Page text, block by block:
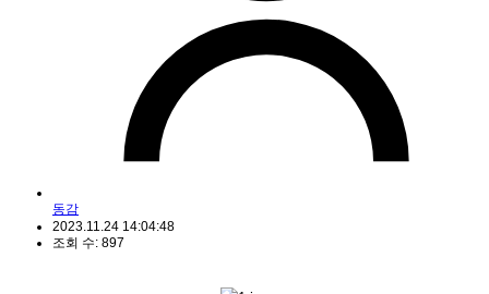
동감
2023.11.24 14:04:48
조회 수: 897